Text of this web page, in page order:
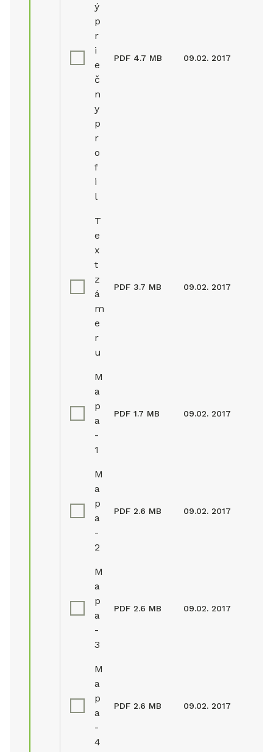
ý
p
r
i
e
č
n
y
p
r
o
f
i
l
PDF 4.7 MB 09.02. 2017
T
e
x
t
z
á
m
e
r
u
PDF 3.7 MB 09.02. 2017
M
a
p
a
-
1
PDF 1.7 MB 09.02. 2017
M
a
p
a
-
2
PDF 2.6 MB 09.02. 2017
M
a
p
a
-
3
PDF 2.6 MB 09.02. 2017
M
a
p
a
-
4
PDF 2.6 MB 09.02. 2017